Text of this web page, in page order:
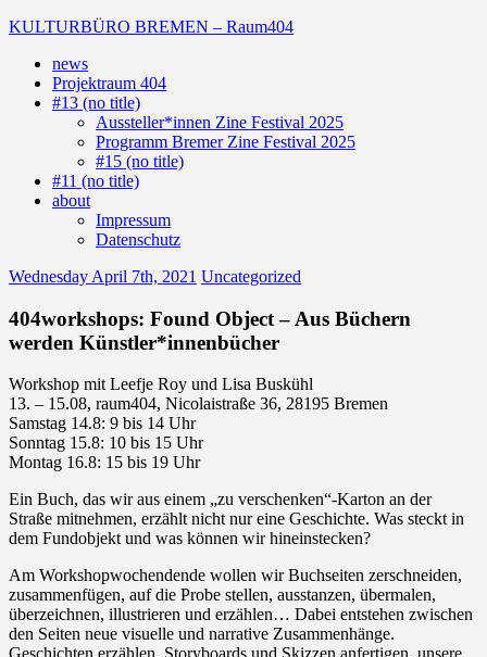
Skip
content
KULTURBÜRO BREMEN – Raum404
(Deutsch)
Galerie
news
Projektraum 404
#13 (no title)
Aussteller*innen Zine Festival 2025
Programm Bremer Zine Festival 2025
#15 (no title)
#11 (no title)
about
Impressum
Datenschutz
Wednesday April 7th, 2021 Uncategorized
404workshops: Found Object – Aus Büchern
werden Künstler*innenbücher
Workshop mit Leefje Roy und Lisa Buskühl
13. – 15.08, raum404, Nicolaistraße 36, 28195 Bremen
Samstag 14.8: 9 bis 14 Uhr
Sonntag 15.8: 10 bis 15 Uhr
Montag 16.8: 15 bis 19 Uhr
Ein Buch, das wir aus einem „zu verschenken“-Karton an der
Straße mitnehmen, erzählt nicht nur eine Geschichte. Was steckt in
dem Fundobjekt und was können wir hineinstecken?
Am Workshopwochendende wollen wir Buchseiten zerschneiden,
zusammenfügen, auf die Probe stellen, ausstanzen, übermalen,
überzeichnen, illustrieren und erzählen… Dabei entstehen zwischen
den Seiten neue visuelle und narrative Zusammenhänge.